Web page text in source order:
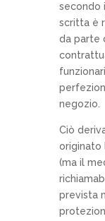
secondo
scritta è
da parte
negozio.
Ciò
originato
(ma il
prevista